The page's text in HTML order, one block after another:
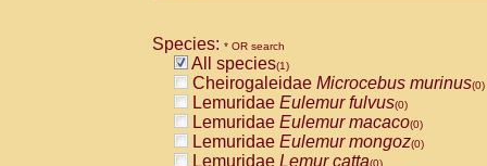
CebidaeCebus capucinus
CebidaeCebus nigrivittatus
CebidaeCebus spp.(0)
CebidaeSaimiri boliviensis(0)
CebidaeSaimiri sciureus(0)
AtelidaeAlouatta caraya(0)
Species: * OR search
All species(1)
Cheirogaleidae Microcebus murinus(0)
Lemuridae Eulemur fulvus(0)
Lemuridae Eulemur macaco(0)
Lemuridae Eulemur mongoz(0)
Lemuridae Lemur catta(0)